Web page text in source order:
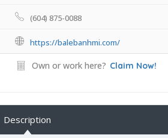
(604) 875-0088
https://balebanhmi.com/
Own or work here? Claim Now!
Description